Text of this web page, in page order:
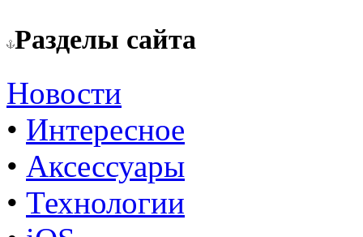
Разделы сайта
Новости
• Интересное
• Аксессуары
• Технологии